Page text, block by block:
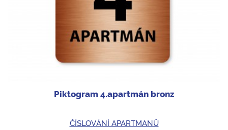
Piktogram 4.apartmán bronz
ČÍSLOVÁNÍ APARTMANŮ